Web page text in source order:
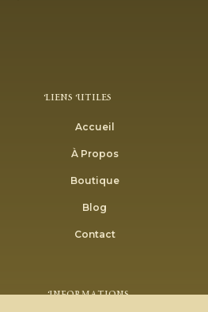
Liens Utiles
Accueil
À Propos
Boutique
Blog
Contact
Informations